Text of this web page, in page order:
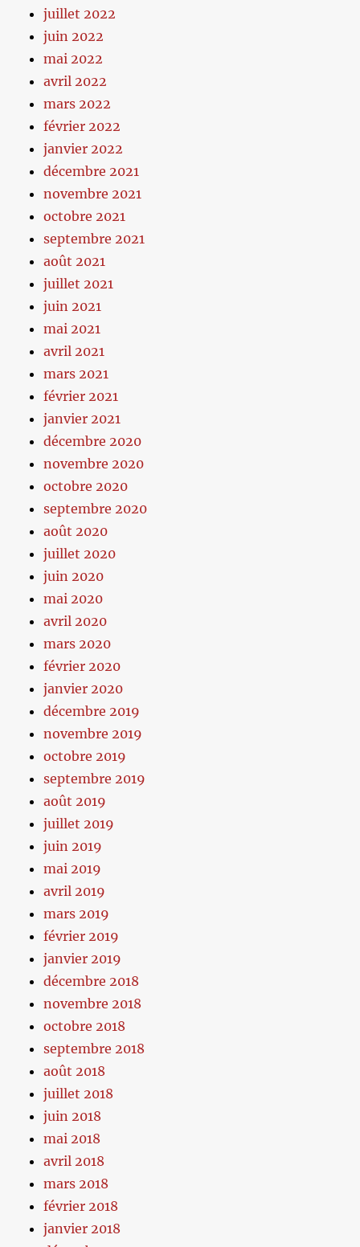
juillet 2022
juin 2022
mai 2022
avril 2022
mars 2022
février 2022
janvier 2022
décembre 2021
novembre 2021
octobre 2021
septembre 2021
août 2021
juillet 2021
juin 2021
mai 2021
avril 2021
mars 2021
février 2021
janvier 2021
décembre 2020
novembre 2020
octobre 2020
septembre 2020
août 2020
juillet 2020
juin 2020
mai 2020
avril 2020
mars 2020
février 2020
janvier 2020
décembre 2019
novembre 2019
octobre 2019
septembre 2019
août 2019
juillet 2019
juin 2019
mai 2019
avril 2019
mars 2019
février 2019
janvier 2019
décembre 2018
novembre 2018
octobre 2018
septembre 2018
août 2018
juillet 2018
juin 2018
mai 2018
avril 2018
mars 2018
février 2018
janvier 2018